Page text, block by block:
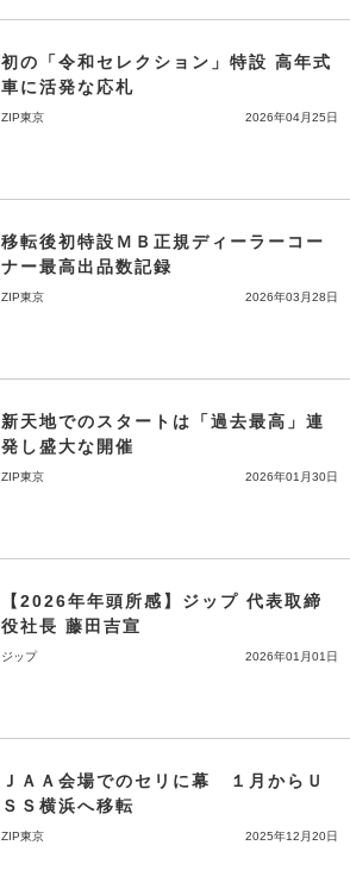
初の「令和セレクション」特設 高年式
車に活発な応札
ZIP東京 2026年04月25日
移転後初特設ＭＢ正規ディーラーコー
ナー最高出品数記録
ZIP東京 2026年03月28日
新天地でのスタートは「過去最高」連
発し盛大な開催
ZIP東京 2026年01月30日
【2026年年頭所感】ジップ 代表取締
役社長 藤田吉宣
ジップ 2026年01月01日
ＪＡＡ会場でのセリに幕 １月からＵ
ＳＳ横浜へ移転
ZIP東京 2025年12月20日